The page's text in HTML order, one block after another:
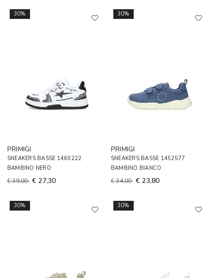
30%
PRIMIGI
SNEAKERS BASSE 1460222
BAMBINO NERO
€ 39,00 € 27,30
30%
PRIMIGI
SNEAKERS BASSE 1452577
BAMBINO BIANCO
€ 34,00 € 23,80
30% 30%